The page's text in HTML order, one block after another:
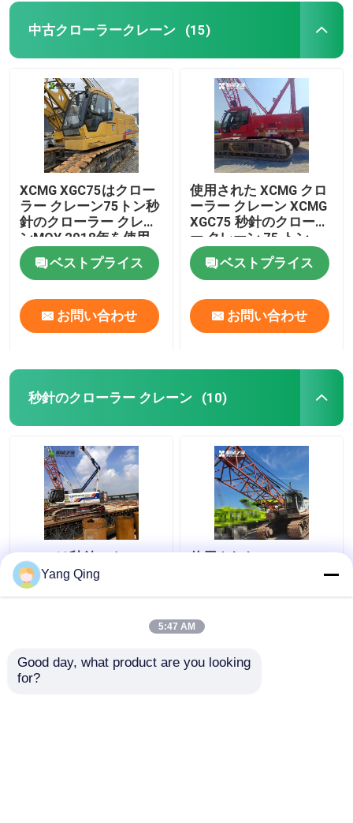
中古クローラークレーン (15)
XCMG XGC75はクロー
ラー クレーン75トン秒
針のクローラー クレー
ンMOY 2018年を使用
した
ベストプライス
お問い合わせ
使用された XCMG クロ
ーラー クレーン XCMG
XGC75 秒針のクローラ
ー クレーン 75 トン
ベストプライス
お問い合わせ
秒針のクローラー クレーン (10)
75tonは秒針のクロー
ラー クレーンZoomlion
ZCC750Vを使用した
使用された Zoomlion
Yang Qing
5:47 AM
Good day, what product are you looking
for?